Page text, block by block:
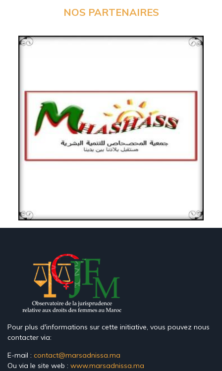
NOS PARTENAIRES
Previous
Pour plus d'informations sur cette initiative, vous pouvez nous
contacter via:
E-mail : contact@marsadnissa.ma
Ou via le site web : www.marsadnissa.ma